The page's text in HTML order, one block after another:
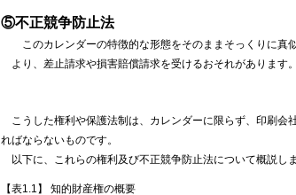
⑤不正競争防止法
このカレンダーの特徴的な形態をそのままそっくりに
より、差止請求や損害賠償請求を受けるおそれがあります。
こうした権利や保護法制は、カレンダーに限らず、印刷会
ればならないものです。
以下に、これらの権利及び不正競争防止法について概説し
【表1.1】 知的財産権の概要